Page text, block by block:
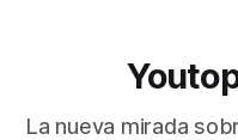
La nueva mirada